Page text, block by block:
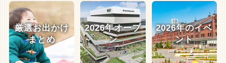
厳選お出かけ
まとめ
2026年オープ
ン
2026年のイベ
ント